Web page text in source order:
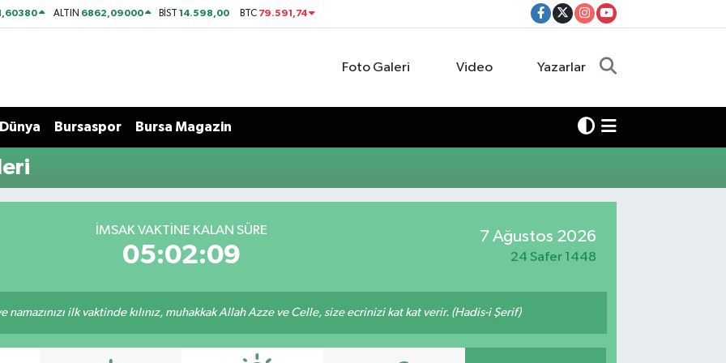
ALTIN 6862,09000 BİST14.598,00 BTC 79.591,74
Foto Galeri Video Yazarlar
Dünya Bursaspor Bursa Magazin
İMSAK VAKTİNE KALAN SÜRE
05:02:08
7 Ağustos 2026
24 Safer 1448
namazınızı ilk vaktinde kılınız, muhakkak Allah Azze ve Celle, size ecrinizi kat kat verir. (Hadis-i Şerif)